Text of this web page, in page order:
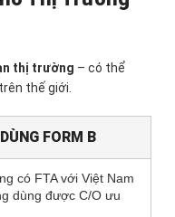
thị trường – có thể
thế giới.
FORM B
có FTA với Việt Nam
dùng được C/O ưu